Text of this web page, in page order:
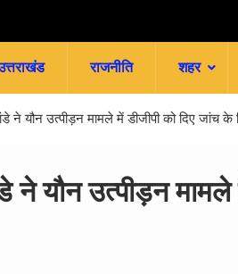
राजनीति शहर
ने यौन उत्पीड़न मामले में डीजीपी को दिए जांच के
ने यौन उत्पीड़न